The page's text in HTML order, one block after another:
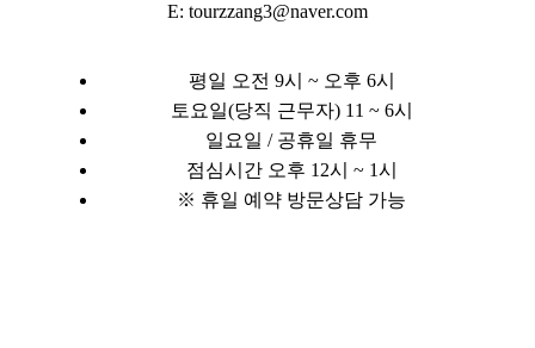
E: tourzzang3@naver.com
평일 오전 9시 ~ 오후 6시
토요일(당직 근무자) 11 ~ 6시
일요일 / 공휴일 휴무
점심시간 오후 12시 ~ 1시
※ 휴일 예약 방문상담 가능